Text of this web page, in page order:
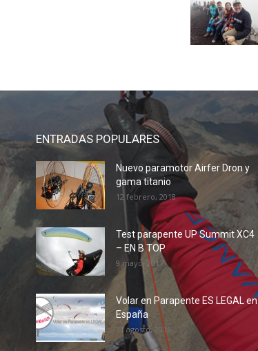
ENTRADAS POPULARES
Nuevo paramotor Airfer Dron y
gama titanio
12 febrero, 2018
Test parapente UP Summit XC4
– EN B TOP
9 mayo, 2017
Volar en Parapente ES LEGAL en
España
31 agosto, 2016